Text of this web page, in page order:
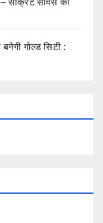
– सीक्रेट सर्विस की
गोल्ड सिटी :